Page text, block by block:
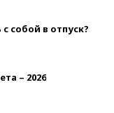
собой в отпуск?
– 2026